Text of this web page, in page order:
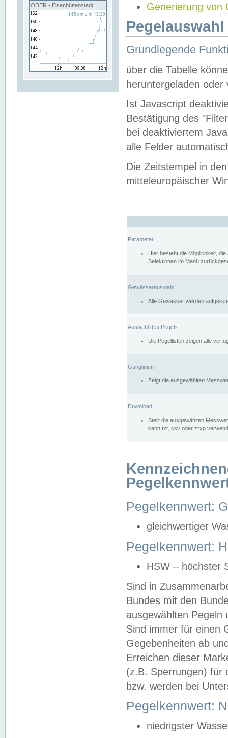
ODER - Eisenhüttenstadt
Generierung von
Grundlegende
über die Tabelle
heruntergeladen oder
Ist Javascript
Bestätigung des
bei deaktiviertem
alle Felder
Die Zeitstempel in
mitteleuropäischer
Parameter
Hier besteht die Möglichkeit,
Selektionen im Menü
Gewässerauswahl
Alle Gewässer werden
Auswahl des Pegels
Die Pegellisten zeigen alle
Ganglinien
Zeigt die ausgewählten
Download
Stellt die ausgewählten
kann txt, csv oder zrxp
Pegelkennwert:
gleichwertiger
Pegelkennwert:
HSW – höchster
Sind in
Bundes mit den
ausgewählten
Sind immer für einen
Gegebenheiten ab
Erreichen dieser
(z.B. Sperrungen) für
bzw. werden bei
Pegelkennwert:
niedrigster